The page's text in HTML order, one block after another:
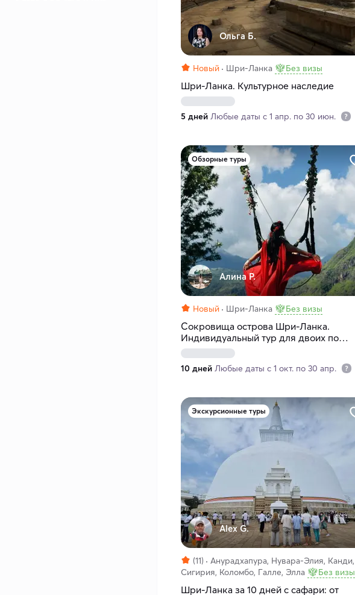
Ольга Б.
Новый Шри-Ланка Без визы
Шри-Ланка. Культурное наследие
5 дней Любые даты с 1 апр. по 30 июн.
Обзорные туры
Алина Р.
Новый Шри-Ланка Без визы
Сокровища острова Шри-Ланка.
Индивидуальный тур для двоих по
лучшим местам
10 дней Любые даты с 1 окт. по 30 апр.
Экскурсионные туры
Alex G.
(11)
Анурадхапура, Нувара-Элия, Канди,
Сигирия, Коломбо, Галле, Элла
Без визы
Шри-Ланка за 10 дней с сафари: от